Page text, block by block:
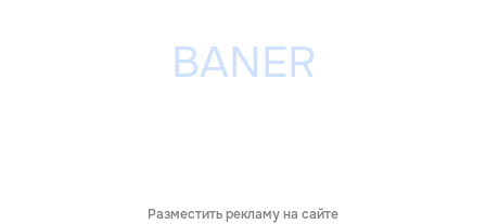
Разместить рекламу на сайте